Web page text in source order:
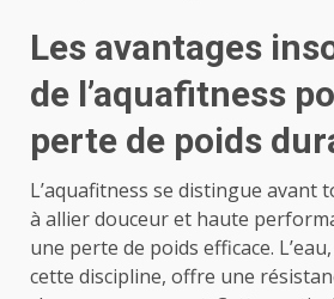
Les avantages
de l’aquafitness
perte de poids
L’aquafitness se distingue avant
à allier douceur et haute
une perte de poids efficace.
cette discipline, offre une